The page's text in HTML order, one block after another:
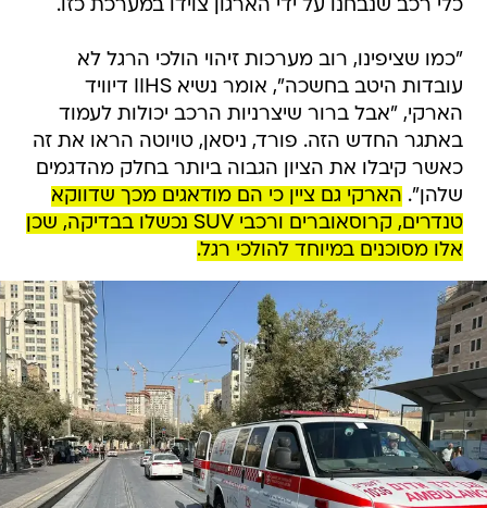
כלי רכב שנבחנו על ידי הארגון צוידו במערכת כזו.
"כמו שציפינו, רוב מערכות זיהוי הולכי הרגל לא
עובדות היטב בחשכה", אומר נשיא IIHS דיוויד
הארקי, "אבל ברור שיצרניות הרכב יכולות לעמוד
באתגר החדש הזה. פורד, ניסאן, טויוטה הראו את זה
כאשר קיבלו את הציון הגבוה ביותר בחלק מהדגמים
שלהן". הארקי גם ציין כי הם מודאגים מכך שדווקא
טנדרים, קרוסאוברים ורכבי SUV נכשלו בבדיקה, שכן
אלו מסוכנים במיוחד להולכי רגל.